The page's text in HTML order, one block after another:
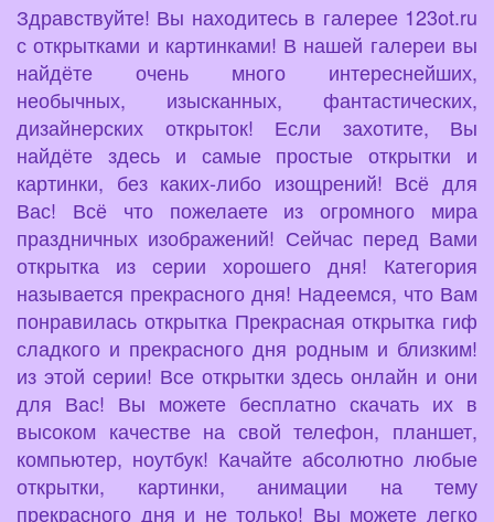
Здравствуйте! Вы находитесь в галерее 123ot.ru
с открытками и картинками! В нашей галереи вы
найдёте очень много интереснейших,
необычных, изысканных, фантастических,
дизайнерских открыток! Если захотите, Вы
найдёте здесь и самые простые открытки и
картинки, без каких-либо изощрений! Всё для
Вас! Всё что пожелаете из огромного мира
праздничных изображений! Сейчас перед Вами
открытка из серии хорошего дня! Категория
называется прекрасного дня! Надеемся, что Вам
понравилась открытка Прекрасная открытка гиф
сладкого и прекрасного дня родным и близким!
из этой серии! Все открытки здесь онлайн и они
для Вас! Вы можете бесплатно скачать их в
высоком качестве на свой телефон, планшет,
компьютер, ноутбук! Качайте абсолютно любые
открытки, картинки, анимации на тему
прекрасного дня и не только! Вы можете легко